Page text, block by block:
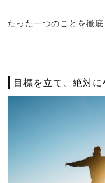
たった一つのことを徹
目標を立て、絶対